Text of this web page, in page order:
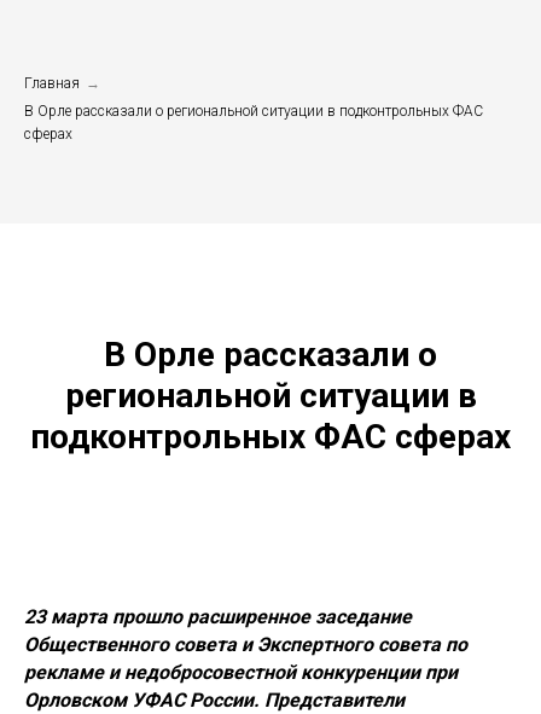
Главная →
В Орле рассказали о региональной ситуации в подконтрольных ФАС
сферах
В Орле рассказали о
региональной ситуации в
подконтрольных ФАС сферах
23 марта прошло расширенное заседание
Общественного совета и Экспертного совета по
рекламе и недобросовестной конкуренции при
Орловском УФАС России. Представители